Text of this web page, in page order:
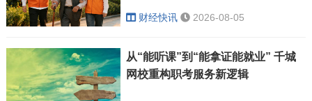
财经快讯 2026-08-05
从“能听课”到“能拿证能就业” 千城
网校重构职考服务新逻辑